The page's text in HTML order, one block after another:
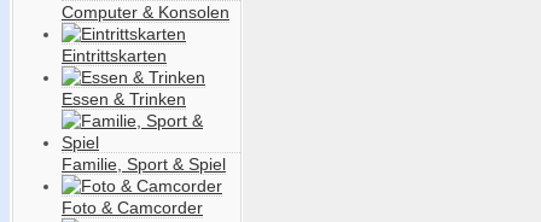
Computer & Konsolen
Eintrittskarten
Essen & Trinken
Familie, Sport & Spiel
Foto & Camcorder